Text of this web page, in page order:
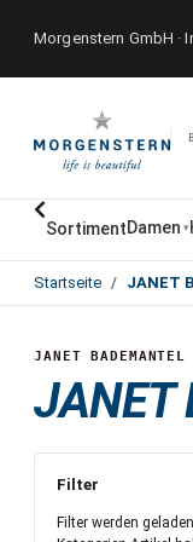
Morgenstern GmbH ·
SortimentDamen ▾
Startseite JANET
JANET BADEMANTEL
JANET
Filter
Filter werden